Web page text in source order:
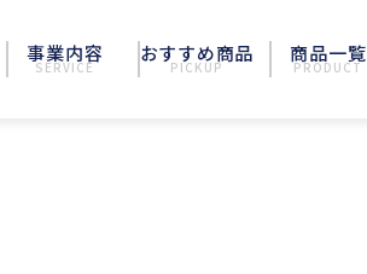
事業内容
SERVICE
おすすめ商品
PICKUP
商品一覧
PRODUCT